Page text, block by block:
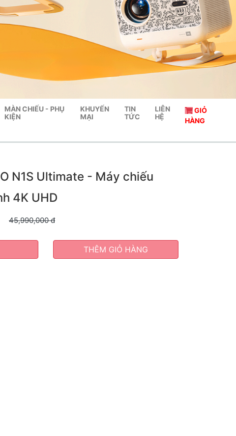
MÀN CHIẾU - PHỤ
KIỆN
KHUYẾN
MẠI
TIN
TỨC
LIÊN
HỆ
GIỎ
HÀNG
N1S Ultimate - Máy chiếu
4K UHD
45,990,000đ
THÊM GIỎ HÀNG